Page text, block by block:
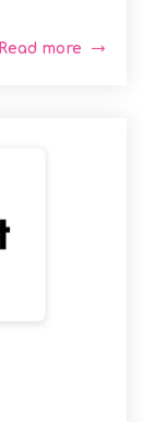
Read more